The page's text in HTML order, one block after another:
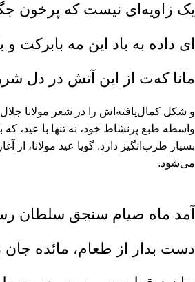
یک زاویه‏‌اى نیست که پرخون
اى داده به باد این مه بابرکت و
مانا که‏‌ت از این آتش در دل
و شکل کمال‏‌یافته‏‌اش را در شعر مولانا
واسطه طبع پرنشاط خود، نه تنها با عید،
بسیار طرب‏‌انگیز دارد. گویا عید مولانا، از
مى‏‌شود.
آمد ماه صیام سنجق سلطان
دست بدار از طعام، مائده جان